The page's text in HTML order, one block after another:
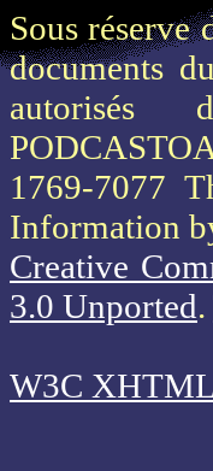
Sous réserve
documents
autorisés
1769-7077
Information
Creative
3.0 Unported.
W3C